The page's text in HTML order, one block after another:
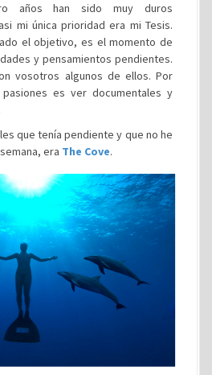
años han sido muy duros
mi única prioridad era mi Tesis.
el objetivo, es el momento de
y pensamientos pendientes.
vosotros algunos de ellos. Por
es ver documentales y
que tenía pendiente y que no he
era The Cove.